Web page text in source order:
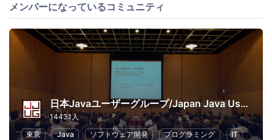
メンバーになっているコミュニティ
日本Javaユーザーグループ/Japan Java User Group
14431人
東京
Java ソフトウェア開発 プログラミング IT